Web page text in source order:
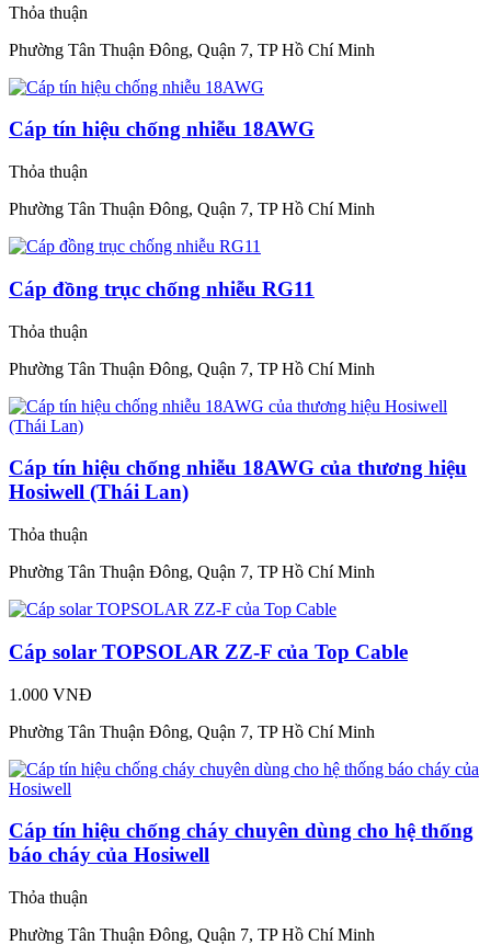
Thỏa thuận
Phường Tân Thuận Đông, Quận 7, TP Hồ Chí Minh
Cáp tín hiệu chống nhiễu 18AWG
Thỏa thuận
Phường Tân Thuận Đông, Quận 7, TP Hồ Chí Minh
Cáp đồng trục chống nhiễu RG11
Thỏa thuận
Phường Tân Thuận Đông, Quận 7, TP Hồ Chí Minh
Cáp tín hiệu chống nhiễu 18AWG của thương hiệu
Hosiwell (Thái Lan)
Thỏa thuận
Phường Tân Thuận Đông, Quận 7, TP Hồ Chí Minh
Cáp solar TOPSOLAR ZZ-F của Top Cable
1.000 VNĐ
Phường Tân Thuận Đông, Quận 7, TP Hồ Chí Minh
Cáp tín hiệu chống cháy chuyên dùng cho hệ thống
báo cháy của Hosiwell
Thỏa thuận
Phường Tân Thuận Đông, Quận 7, TP Hồ Chí Minh